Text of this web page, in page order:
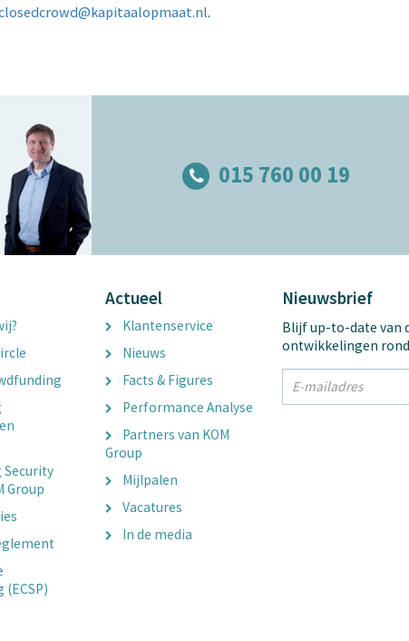
.
015 760 00 19
Group
Actueel
Klantenservice
Nieuws
Facts & Figures
Performance Analyse
Partners van KOM
Group
Mijlpalen
Vacatures
In de media
Nieuwsbrief
Blijf up-to-date van
ontwikkelingen
Email